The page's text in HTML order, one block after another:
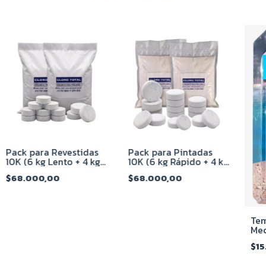
Pack para Revestidas
10K (6 kg Lento + 4 kg
pastillas)
$68.000,00
Pack para Pintadas
10K (6 kg Rápido + 4 kg
pastillas)
$68.000,00